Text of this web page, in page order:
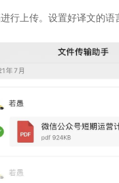
行上传。设置好译文的语